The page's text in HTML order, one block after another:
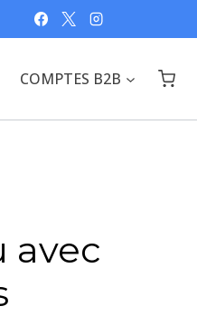
COMPTES B2B
avec